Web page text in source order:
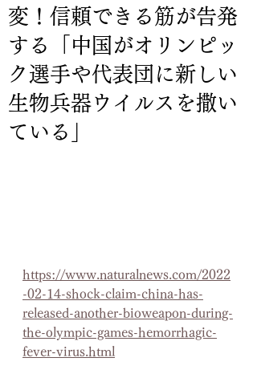
変！信頼できる筋が告発
する「中国がオリンピッ
ク選手や代表団に新しい
生物兵器ウイルスを撒い
ている」
https://www.naturalnews.com/2022
-02-14-shock-claim-china-has-
released-another-bioweapon-during-
the-olympic-games-hemorrhagic-
fever-virus.html